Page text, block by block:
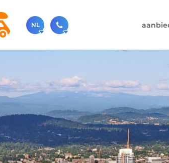
NL
Bel ons gerust (beschikbaar ma
Je kunt ons natuurlijk ook altijd